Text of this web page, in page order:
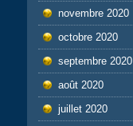
novembre 2020
octobre 2020
septembre 2020
août 2020
juillet 2020